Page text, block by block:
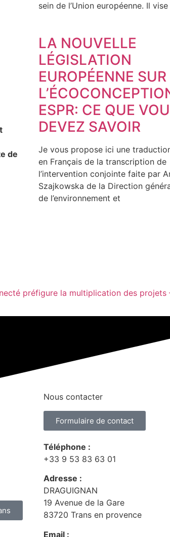
de
sein de l’Union européenne. Il vise
LA NOUVELLE
LÉGISLATION
EUROPÉENNE SUR
ESPR: CE QUE
DEVEZ SAVOIR
Je vous propose ici une
en Français de la transcription de
l’intervention conjointe faite par
Szajkowska de la Direction
de l’environnement et
préfigure la multiplication des projets
Nous contacter
Formulaire de contact
Téléphone :
+33 9 53 83 63 01
Adresse :
DRAGUIGNAN
19 Avenue de la Gare
83720 Trans en provence
Email :